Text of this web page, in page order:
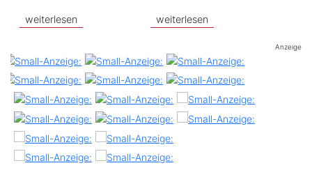
weiterlesen weiterlesen
Anzeige